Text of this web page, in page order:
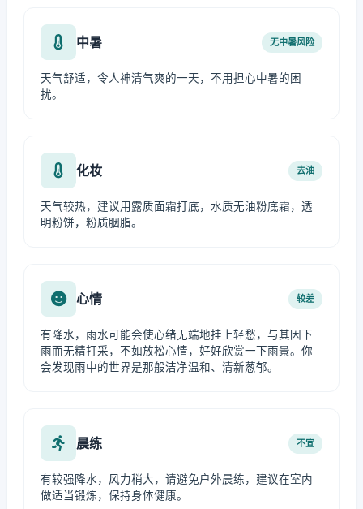
中暑 无中暑风险
天气舒适，令人神清气爽的一天，不用担心中暑的困
扰。
化妆 去油
天气较热，建议用露质面霜打底，水质无油粉底霜，透
明粉饼，粉质胭脂。
心情 较差
有降水，雨水可能会使心绪无端地挂上轻愁，与其因下
雨而无精打采，不如放松心情，好好欣赏一下雨景。你
会发现雨中的世界是那般洁净温和、清新葱郁。
晨练 不宜
有较强降水，风力稍大，请避免户外晨练，建议在室内
做适当锻炼，保持身体健康。